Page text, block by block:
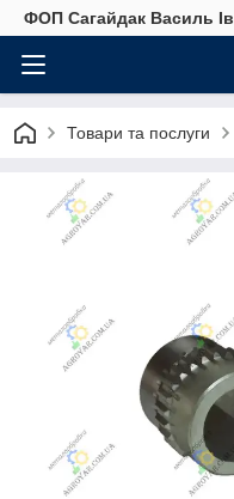
ФОП Сагайдак Василь
Товари та послуги